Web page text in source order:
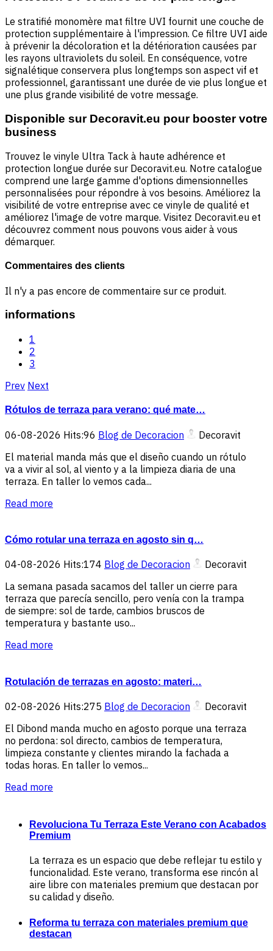
Le stratifié monomère mat filtre UVI fournit une couche de
protection supplémentaire à l'impression. Ce filtre UVI aide
à prévenir la décoloration et la détérioration causées par
les rayons ultraviolets du soleil. En conséquence, votre
signalétique conservera plus longtemps son aspect vif et
professionnel, garantissant une durée de vie plus longue et
une plus grande visibilité de votre message.
Disponible sur Decoravit.eu pour booster votre
business
Trouvez le vinyle Ultra Tack à haute adhérence et
protection longue durée sur Decoravit.eu. Notre catalogue
comprend une large gamme d'options dimensionnelles
personnalisées pour répondre à vos besoins. Améliorez la
visibilité de votre entreprise avec ce vinyle de qualité et
améliorez l'image de votre marque. Visitez Decoravit.eu et
découvrez comment nous pouvons vous aider à vous
démarquer.
Commentaires des clients
Il n'y a pas encore de commentaire sur ce produit.
informations
1
2
3
Prev Next
Rótulos de terraza para verano: qué mate…
06-08-2026 Hits:96 Blog de Decoracion
Decoravit
El material manda más que el diseño cuando un rótulo
va a vivir al sol, al viento y a la limpieza diaria de una
terraza. En taller lo vemos cada...
Read more
Cómo rotular una terraza en agosto sin q…
04-08-2026 Hits:174 Blog de Decoracion
Decoravit
La semana pasada sacamos del taller un cierre para
terraza que parecía sencillo, pero venía con la trampa
de siempre: sol de tarde, cambios bruscos de
temperatura y bastante uso...
Read more
Rotulación de terrazas en agosto: materi…
02-08-2026 Hits:275 Blog de Decoracion
Decoravit
El Dibond manda mucho en agosto porque una terraza
no perdona: sol directo, cambios de temperatura,
limpieza constante y clientes mirando la fachada a
todas horas. En taller lo vemos...
Read more
Revoluciona Tu Terraza Este Verano con Acabados
Premium
La terraza es un espacio que debe reflejar tu estilo y
funcionalidad. Este verano, transforma ese rincón al
aire libre con materiales premium que destacan por
su calidad y diseño.
Reforma tu terraza con materiales premium que
destacan